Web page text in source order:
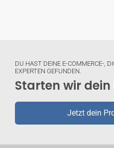
DU HAST DEINE E-COMMERCE-,
EXPERTEN GEFUNDEN.
Starten wir dein
Jetzt dein